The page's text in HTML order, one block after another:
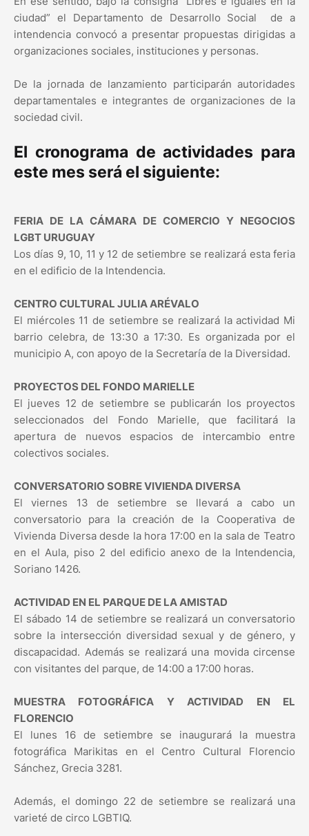
ciudad” el Departamento de Desarrollo Social de a
intendencia convocó a presentar propuestas dirigidas a
organizaciones sociales, instituciones y personas.
De la jornada de lanzamiento participarán autoridades
departamentales e integrantes de organizaciones de la
sociedad civil.
El cronograma de actividades para
este mes será el siguiente:
FERIA DE LA CÁMARA DE COMERCIO Y NEGOCIOS
LGBT URUGUAY
Los días 9, 10, 11 y 12 de setiembre se realizará esta feria
en el edificio de la Intendencia.
CENTRO CULTURAL JULIA ARÉVALO
El miércoles 11 de setiembre se realizará la actividad Mi
barrio celebra, de 13:30 a 17:30. Es organizada por el
municipio A, con apoyo de la Secretaría de la Diversidad.
PROYECTOS DEL FONDO MARIELLE
El jueves 12 de setiembre se publicarán los proyectos
seleccionados del Fondo Marielle, que facilitará la
apertura de nuevos espacios de intercambio entre
colectivos sociales.
CONVERSATORIO SOBRE VIVIENDA DIVERSA
El viernes 13 de setiembre se llevará a cabo un
conversatorio para la creación de la Cooperativa de
Vivienda Diversa desde la hora 17:00 en la sala de Teatro
en el Aula, piso 2 del edificio anexo de la Intendencia,
Soriano 1426.
ACTIVIDAD EN EL PARQUE DE LA AMISTAD
El sábado 14 de setiembre se realizará un conversatorio
sobre la intersección diversidad sexual y de género, y
discapacidad. Además se realizará una movida circense
con visitantes del parque, de 14:00 a 17:00 horas.
MUESTRA FOTOGRÁFICA Y ACTIVIDAD EN EL
FLORENCIO
El lunes 16 de setiembre se inaugurará la muestra
fotográfica Marikitas en el Centro Cultural Florencio
Sánchez, Grecia 3281.
Además, el domingo 22 de setiembre se realizará una
varieté de circo LGBTIQ.